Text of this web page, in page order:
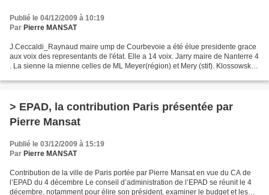
Publié le 04/12/2009 à 10:19
Par Pierre MANSAT
J.Ceccaldi_Raynaud maire ump de Courbevoie a été élue presidente grace
aux voix des representants de l'état. Elle a 14 voix. Jarry maire de Nanterre 4
. La sienne la mienne celles de ML Meyer(région) et Mery (stif). Klossowski (
> EPAD, la contribution Paris présentée par
Pierre Mansat
Publié le 03/12/2009 à 15:19
Par Pierre MANSAT
Contribution de la ville de Paris portée par Pierre Mansat en vue du CA de
l’EPAD du 4 décembre Le conseil d’administration de l’EPAD se réunit le 4
décembre, notamment pour élire son président, examiner le budget et les